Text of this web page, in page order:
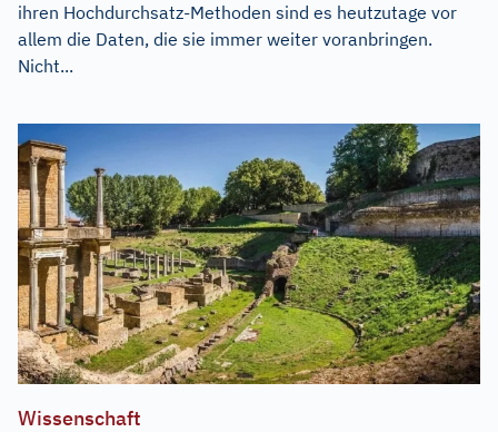
ihren Hochdurchsatz-Methoden sind es heutzutage vor
allem die Daten, die sie immer weiter voranbringen.
Nicht...
Wissenschaft